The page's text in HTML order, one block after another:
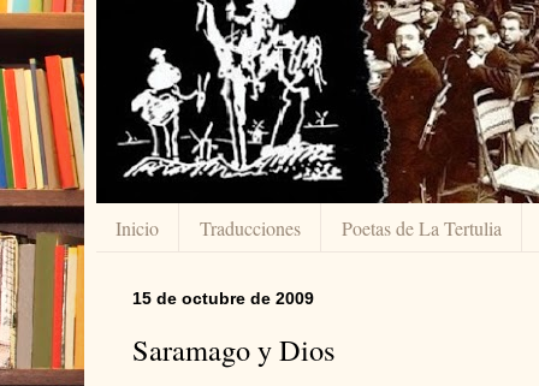
Inicio Traducciones Poetas de La Tertulia
15 de octubre de 2009
Saramago y Dios